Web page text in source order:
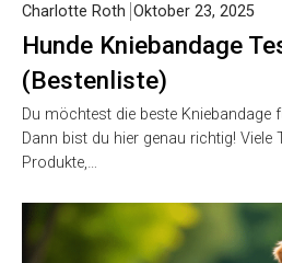
Hunde Kniebandage
(Bestenliste)
Charlotte Roth Oktober 23, 2025
Du möchtest die beste Kniebandage
Dann bist du hier genau richtig! Viele
Produkte,…